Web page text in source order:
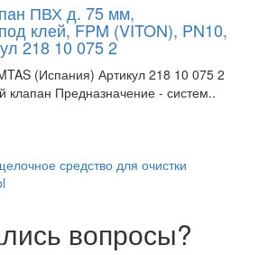
ПВХ д. 75 мм,
клей, FPM (VITON), PN10,
218 10 075 2
(Испания) Артикул 218 10 075 2
клапан Предназначение - систем..
средство для очистки
вопросы?